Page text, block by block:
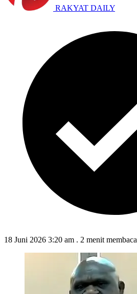
RAKYAT DAILY
18 Juni 2026 3:20 am . 2 menit membaca